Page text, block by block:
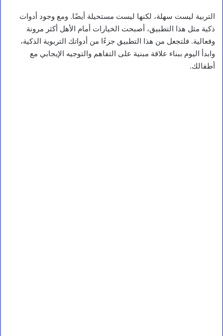
التربية ليست سهلة، لكنها ليست مستحيلة أيضًا. ومع وجود أدوات
ذكية مثل هذا التطبيق، أصبحت الخيارات أمام الأهل أكثر مرونة
وفعالية. فلتجعل من هذا التطبيق جزءًا من أدواتك التربوية الذكية،
وابدأ اليوم ببناء علاقة مبنية على التفاهم والتوجيه الإيجابي مع
أطفالك.